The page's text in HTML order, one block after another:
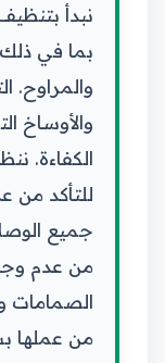
نبدأ
بما في ذلك
والمراوح.
والأوساخ
الكفاءة.
للتأكد
جميع
من عدم
الصمامات
من عملها